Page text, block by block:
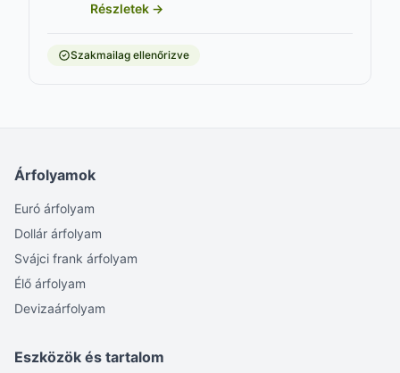
Részletek →
Szakmailag ellenőrizve
Árfolyamok
Euró árfolyam
Dollár árfolyam
Svájci frank árfolyam
Élő árfolyam
Devizaárfolyam
Eszközök és tartalom